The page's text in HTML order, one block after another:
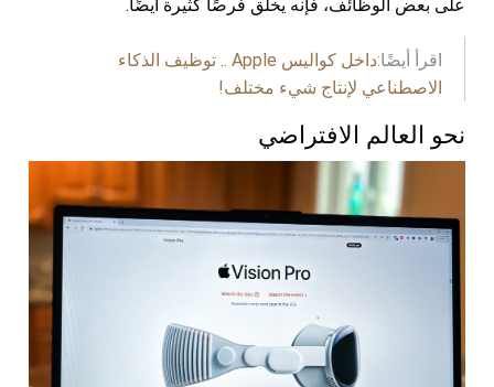
على بعض الوظائف، فإنه يخلق فرصًا كثيرة أيضًا.
اقرأ أيضًا:
داخل كواليس Apple .. توظيف الذكاء
الاصطناعي لإنتاج شيء مختلف!
نحو العالم الافتراضي